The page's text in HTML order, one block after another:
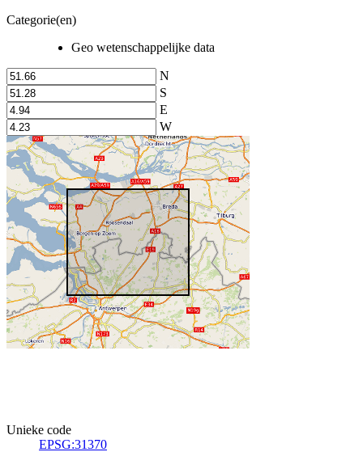
Categorie(en)
Geo wetenschappelijke data
N
S
E
W
Unieke code
EPSG:31370